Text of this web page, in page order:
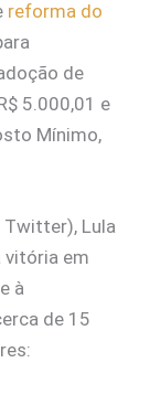
reforma do
de
5.000,01 e
Mínimo,
Twitter), Lula
vitória em
à
de 15